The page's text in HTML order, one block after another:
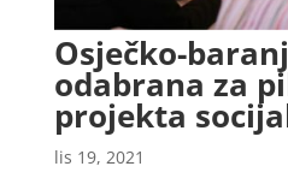
Osječko-
odabrana za
projekta
lis 19, 2021